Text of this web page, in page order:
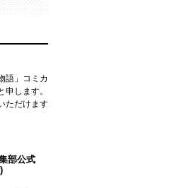
語」コミカ
申します。
ただけます
部公式